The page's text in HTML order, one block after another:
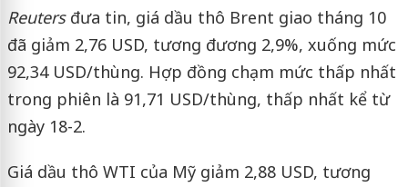
Reutersđưa tin, giá dầu thô Brent giao tháng 10
đã giảm 2,76 USD, tương đương 2,9%, xuống mức
92,34 USD/thùng. Hợp đồng chạm mức thấp nhất
trong phiên là 91,71 USD/thùng, thấp nhất kể từ
ngày 18-2.
Giá dầu thô WTI của Mỹ giảm 2,88 USD, tương